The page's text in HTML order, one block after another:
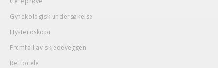
Gynekologisk undersøkelse
Hysteroskopi
Fremfall av skjedeveggen
Rectocele